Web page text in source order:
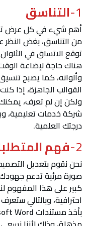
1- التناسق
أهم شيء في كل عرض
من التناسق، بغض
توقع الاتساق في
هناك حاجة لإضاعة
وألوانه، كما يصبح
القوالب الجاهزة، إذا
ولكن إن لم تعرف،
شركة خدمات تعليمية،
درجتك العلمية.
2- فهم
نحن نقوم بتعديل
صورة مرئية تدعم جهودك
كبير على هذا المفهوم
احترافية، وبالتالي